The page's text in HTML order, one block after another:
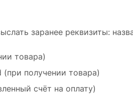
заранее реквизиты:
товара)
(при получении товара)
счёт на оплату)